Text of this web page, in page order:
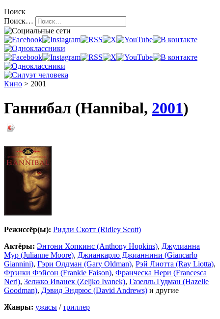
Поиск
Поиск…
Кино > 2001
Ганнибал (Hannibal, 2001)
Режиссёр(ы): Ридли Скотт (Ridley Scott)
Актёры: Энтони Хопкинс (Anthony Hopkins), Джулианна
Мур (Julianne Moore), Джианкарло Джианнини (Giancarlo
Giannini), Гэри Олдман (Gary Oldman), Рэй Лиотта (Ray Liotta),
Фрэнки Фэйсон (Frankie Faison), Франческа Нери (Francesca
Neri), Зелжко Иванек (Zeljko Ivanek), Газелль Гудман (Hazelle
Goodman), Дэвид Эндрюс (David Andrews) и другие
Жанры: ужасы /триллер